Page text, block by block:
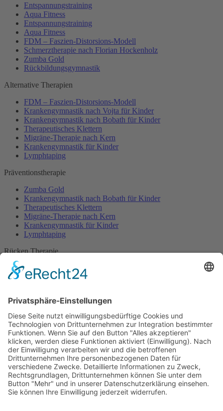
Entspannungstraining
Aqua Fitness
Entspannungstraining
Aqua Fitness
FDM – Faszien-Distorsions-Modell
Schmerztherapie nach Florian Hockenholz
Zumba Gold
Rückbildungsgymnastik
Alternative Therapien
FDM – Faszien-Distorsions-Modell
Krankengymnastik nach Vojta für Kinder
Krankengymnastik nach Bobath für Kinder
Therapeutisches Klettern
Migräne-Therapie nach Kern
Krankengymnastik für Kinder
Lymphtaping
Präventionstherapie
Zumba Gold
Krankengymnastik nach Bobath für Kinder
Therapeutisches Klettern
Migräne-Therapie nach Kern
Krankengymnastik für Kinder
Lymphtaping
Rücken Therapie
Therapeutisches Klettern
Entspannungstraining
Zumba Gold
Rückbildungsgymnastik
Kinder Therapie
Krankengymnastik nach Vojta für Kinder
Krankengymnastik nach Bobath für Kinder
Krankengymnastik für Kinder
Therapeuten
Kontakt